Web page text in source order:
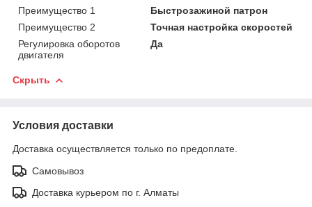
Преимущество 1
Быстрозажиной патрон
Преимущество 2
Точная настройка скоростей
Регулировка оборотов
двигателя
Да
Скрыть
Условия доставки
Доставка осуществляется только по предоплате.
Самовывоз
Доставка курьером по г. Алматы